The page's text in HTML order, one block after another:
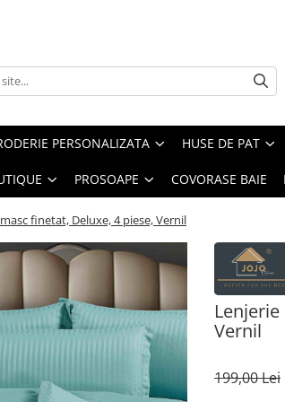
PERSONALIZATA HUSE DE PAT
PROSOAPE COVORASE BAIE
finetat, Deluxe, 4 piese, Vernil
Vernil
199,00 Lei